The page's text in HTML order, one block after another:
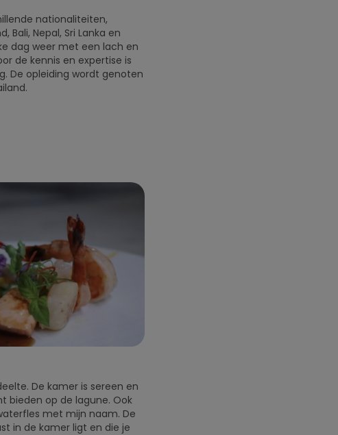
nationaliteiten,
Nepal, Sri Lanka en
dag weer met een lach en
de kennis en expertise is
De opleiding wordt genoten
De kamer is sereen en
bieden op de lagune. Ook
met mijn naam. De
in de kamer ligt en die je